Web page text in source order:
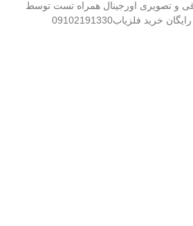
و تصویری اورجینال همراه تست توسط
فلزیاب09102191330